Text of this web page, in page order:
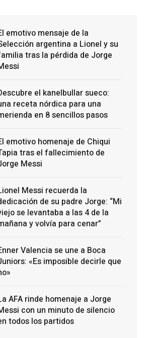
emotivo mensaje de la
argentina a Lionel y su
tras la pérdida de Jorge
el kanelbullar sueco:
receta nórdica para una
en 8 sencillos pasos
emotivo homenaje de Chiqui
tras el fallecimiento de
Messi
Messi recuerda la
de su padre Jorge: “Mi
se levantaba a las 4 de la
y volvía para cenar”
Valencia se une a Boca
«Es imposible decirle que
AFA rinde homenaje a Jorge
con un minuto de silencio
todos los partidos